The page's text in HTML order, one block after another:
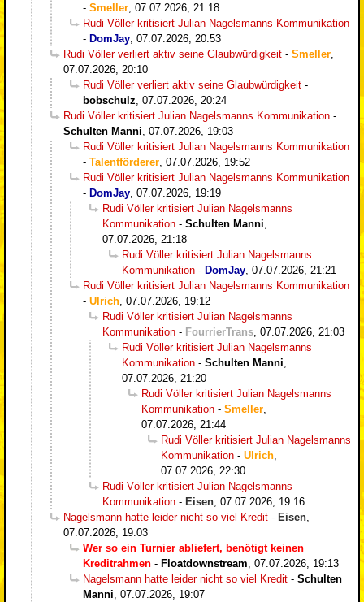
- Smeller 07.07.2026, 21:18
Rudi Völler kritisiert Julian Nagelsmanns Kommunikation
- DomJay 07.07.2026, 20:53
Rudi Völler verliert aktiv seine Glaubwürdigkeit - Smeller
07.07.2026, 20:10
Rudi Völler verliert aktiv seine Glaubwürdigkeit -
bobschulz 07.07.2026, 20:24
Rudi Völler kritisiert Julian Nagelsmanns Kommunikation -
Schulten Manni 07.07.2026, 19:03
Rudi Völler kritisiert Julian Nagelsmanns Kommunikation
- Talentförderer 07.07.2026, 19:52
Rudi Völler kritisiert Julian Nagelsmanns Kommunikation
- DomJay 07.07.2026, 19:19
Rudi Völler kritisiert Julian Nagelsmanns
Kommunikation - Schulten Manni
07.07.2026, 21:18
Rudi Völler kritisiert Julian Nagelsmanns
Kommunikation - DomJay 07.07.2026, 21:21
Rudi Völler kritisiert Julian Nagelsmanns Kommunikation
- Ulrich 07.07.2026, 19:12
Rudi Völler kritisiert Julian Nagelsmanns
Kommunikation - FourrierTrans 07.07.2026, 21:03
Rudi Völler kritisiert Julian Nagelsmanns
Kommunikation - Schulten Manni
07.07.2026, 21:20
Rudi Völler kritisiert Julian Nagelsmanns
Kommunikation - Smeller
07.07.2026, 21:44
Rudi Völler kritisiert Julian Nagelsmanns
Kommunikation - Ulrich
07.07.2026, 22:30
Rudi Völler kritisiert Julian Nagelsmanns
Kommunikation - Eisen 07.07.2026, 19:16
Nagelsmann hatte leider nicht so viel Kredit - Eisen
07.07.2026, 19:03
Wer so ein Turnier abliefert, benötigt keinen
Kreditrahmen - Floatdownstream 07.07.2026, 19:13
Nagelsmann hatte leider nicht so viel Kredit - Schulten
Manni 07.07.2026, 19:07